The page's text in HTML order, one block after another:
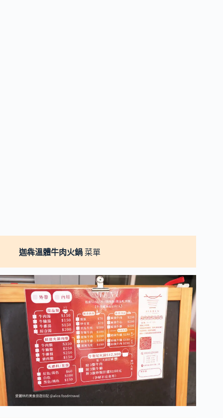
迦犇溫體牛肉火鍋 菜單